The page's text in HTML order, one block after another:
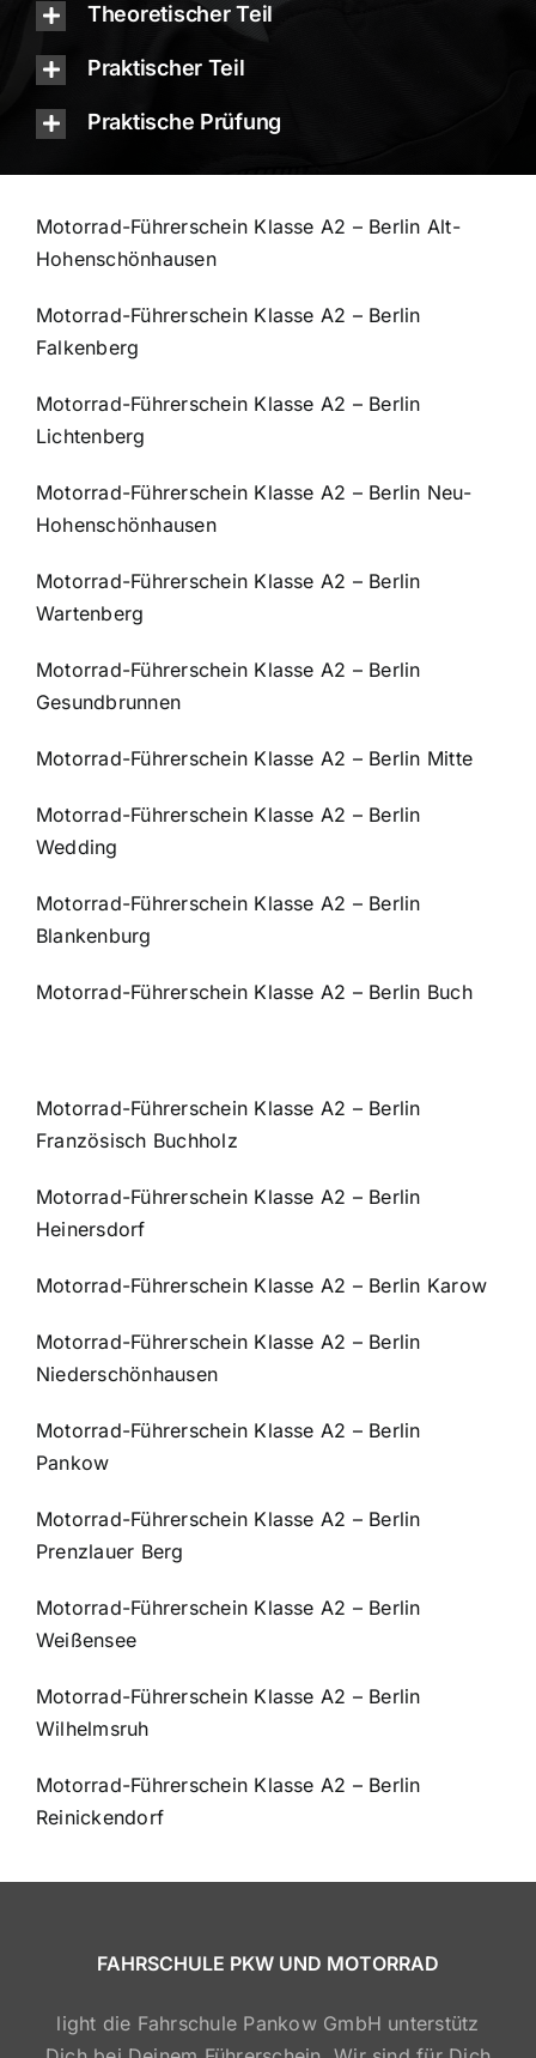
Theoretischer Teil
Praktischer Teil
Praktische Prüfung
Motorrad-Führerschein Klasse A2 – Berlin Alt-
Hohenschönhausen
Motorrad-Führerschein Klasse A2 – Berlin
Falkenberg
Motorrad-Führerschein Klasse A2 – Berlin
Lichtenberg
Motorrad-Führerschein Klasse A2 – Berlin Neu-
Hohenschönhausen
Motorrad-Führerschein Klasse A2 – Berlin
Wartenberg
Motorrad-Führerschein Klasse A2 – Berlin
Gesundbrunnen
Motorrad-Führerschein Klasse A2 – Berlin Mitte
Motorrad-Führerschein Klasse A2 – Berlin
Wedding
Motorrad-Führerschein Klasse A2 – Berlin
Blankenburg
Motorrad-Führerschein Klasse A2 – Berlin Buch
Motorrad-Führerschein Klasse A2 – Berlin
Französisch Buchholz
Motorrad-Führerschein Klasse A2 – Berlin
Heinersdorf
Motorrad-Führerschein Klasse A2 – Berlin Karow
Motorrad-Führerschein Klasse A2 – Berlin
Niederschönhausen
Motorrad-Führerschein Klasse A2 – Berlin
Pankow
Motorrad-Führerschein Klasse A2 – Berlin
Prenzlauer Berg
Motorrad-Führerschein Klasse A2 – Berlin
Weißensee
Motorrad-Führerschein Klasse A2 – Berlin
Wilhelmsruh
Motorrad-Führerschein Klasse A2 – Berlin
Reinickendorf
FAHRSCHULE PKW UND MOTORRAD
light die Fahrschule Pankow GmbH unterstütz